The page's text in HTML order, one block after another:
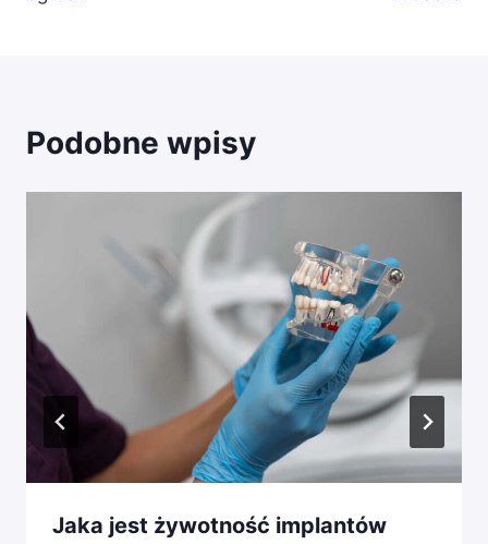
Podobne wpisy
Jaka jest żywotność implantów